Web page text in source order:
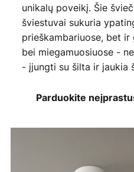
unikalų poveikį. Šie
šviestuvai sukuria
prieškambariuose, bet
bei miegamuosiuose -
- įjungti su šilta ir jaukia
Parduokite